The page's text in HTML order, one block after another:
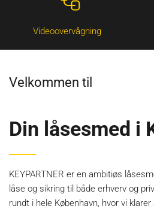
Videoovervågning
Velkommen til
Din låsesmed i
KEYPARTNER er en ambitiøs
låse og sikring til både erhverv og
rundt i hele København, hvor vi